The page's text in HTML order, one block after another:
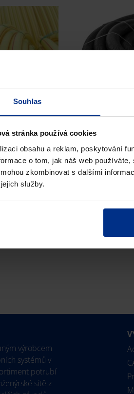
Souhlas
stránka používá cookies
obsahu a reklam, poskytování
o tom, jak náš web
zkombinovat s dalšími
služby.
a s
d90
Dvouvrstvé
snadné
má trubka
pokládce.
výrobcem
systémů v
potrubí
sítě z